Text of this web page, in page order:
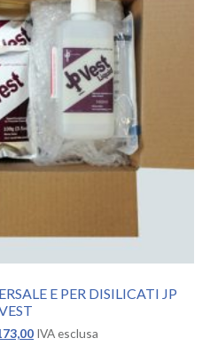
E PER DISILICATI JP
IlIVA esclusa